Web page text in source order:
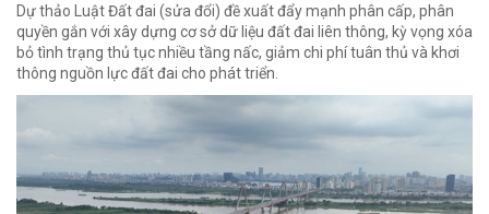
Dự thảo Luật Đất đai (sửa đổi) đề xuất đẩy mạnh phân cấp, phân
quyền gắn với xây dựng cơ sở dữ liệu đất đai liên thông, kỳ vọng xóa
bỏ tình trạng thủ tục nhiều tầng nấc, giảm chi phí tuân thủ và khơi
thông nguồn lực đất đai cho phát triển.